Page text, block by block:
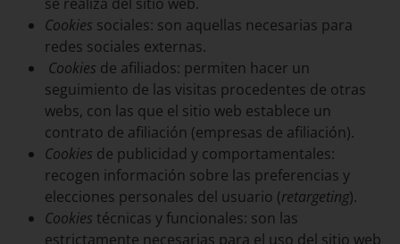
Cookies sociales: son aquellas necesarias para
redes sociales externas.
Cookies de afiliados: permiten hacer un
seguimiento de las visitas procedentes de otras
webs, con las que el sitio web establece un
contrato de afiliación (empresas de afiliación).
Cookies de publicidad y comportamentales:
recogen información sobre las preferencias y
elecciones personales del usuario (retargeting).
Cookies técnicas y funcionales: son las
estrictamente necesarias para el uso del sitio web